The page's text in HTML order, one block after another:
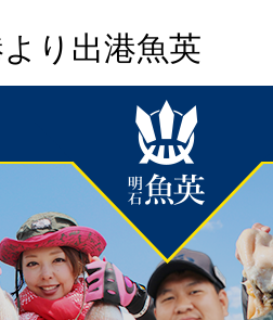
り出港魚英